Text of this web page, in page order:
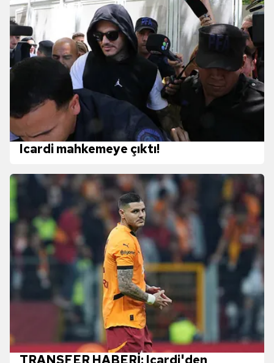
Icardi mahkemeye çıktı!
TRANSFER HABERİ: Icardi'den